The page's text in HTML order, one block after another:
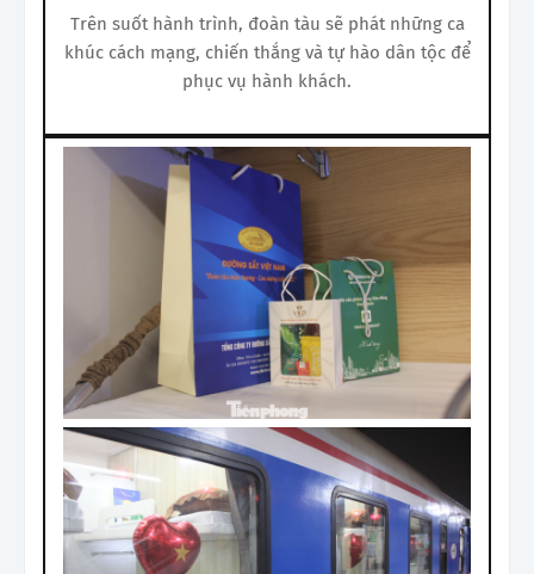
Trên suốt hành trình, đoàn tàu sẽ phát những ca
khúc cách mạng, chiến thắng và tự hào dân tộc để
phục vụ hành khách.